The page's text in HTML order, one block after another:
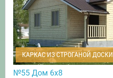
КАРКАС ИЗ СТРОГАНОЙ ДОСКИ
№55 Дом 6х8